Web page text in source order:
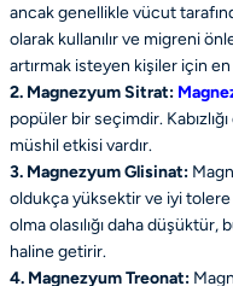
ancak genellikle vücut
olarak kullanılır ve migreni
artırmak isteyen kişiler için
2. Magnezyum Sitrat:
popüler bir seçimdir.
müshil etkisi vardır.
3. Magnezyum Glisinat:
oldukça yüksektir ve iyi tolere
olma olasılığı daha
haline getirir.
4. Magnezyum Treonat: